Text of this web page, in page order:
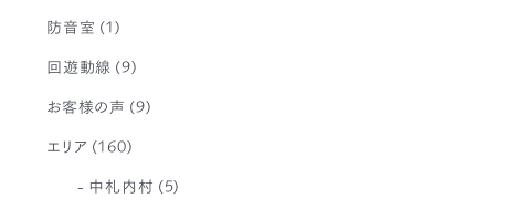
防音室 (1)
回遊動線 (9)
お客様の声 (9)
エリア (160)
中札内村 (5)